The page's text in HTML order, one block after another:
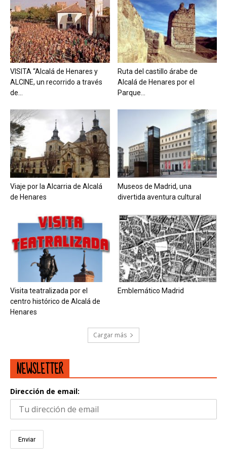
VISITA “Alcalá de Henares y
ALCINE, un recorrido a través
de...
Ruta del castillo árabe de
Alcalá de Henares por el
Parque...
Viaje por la Alcarria de Alcalá
de Henares
Museos de Madrid, una
divertida aventura cultural
Visita teatralizada por el
centro histórico de Alcalá de
Henares
Emblemático Madrid
Cargar más
NEWSLETTER
Dirección de email: